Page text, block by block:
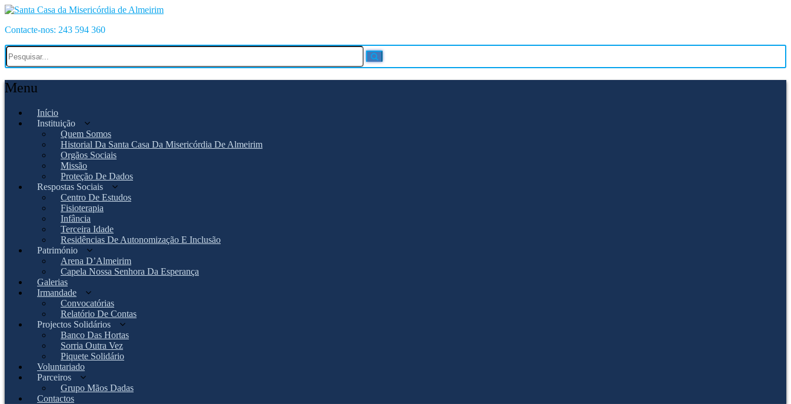
Contacte-nos: 243 594 360
Menu
Início
Instituição
Quem Somos
Historial Da Santa Casa Da Misericórdia De Almeirim
Orgãos Sociais
Missão
Proteção De Dados
Respostas Sociais
Centro De Estudos
Fisioterapia
Infância
Terceira Idade
Residências De Autonomização E Inclusão
Património
Arena D’Almeirim
Capela Nossa Senhora Da Esperança
Galerias
Irmandade
Convocatórias
Relatório De Contas
Projectos Solidários
Banco Das Hortas
Sorria Outra Vez
Piquete Solidário
Voluntariado
Parceiros
Grupo Mãos Dadas
Contactos